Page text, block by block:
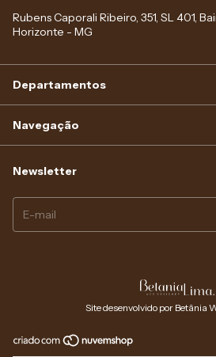
Rubens Caporali Ribeiro, 351, SL 401,
Horizonte - MG
Departamentos
Navegação
Newsletter
Site desenvolvido por Betânia